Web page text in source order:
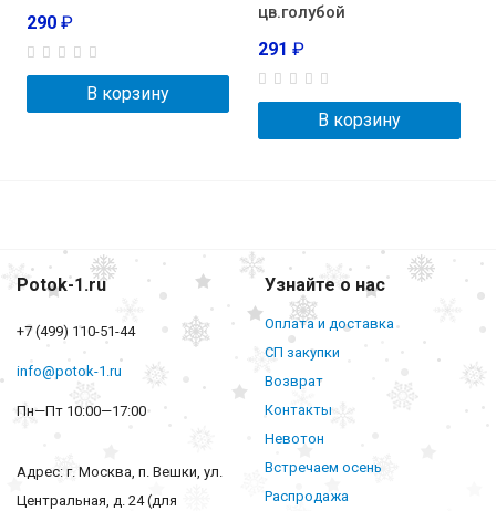
290 ₽
В корзину
цв.голубой
291 ₽
В корзину
Potok-1.ru
+7 (499) 110-51-44
info@potok-1.ru
Пн—Пт 10:00—17:00
Адрес: г. Москва, п. Вешки, ул.
Центральная, д. 24 (для
Узнайте о нас
Оплата и доставка
СП закупки
Возврат
Контакты
Невотон
Встречаем осень
Распродажа